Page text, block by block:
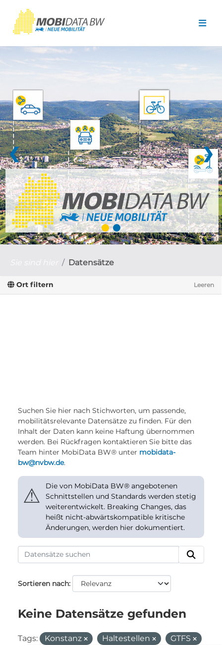
❮ ❯
Datensätze
Ort filtern Leeren
Suchen Sie hier nach Stichworten, um passende,
mobilitätsrelevante Datensätze zu finden. Für den
Inhalt der Daten kann keine Haftung übernommen
werden. Bei Rückfragen kontaktieren Sie bitte das
Team hinter MobiData BW® unter mobidata-
bw@nvbw.de.
⚠
Die von MobiData BW® angebotenen
Schnittstellen und Standards werden stetig
weiterentwickelt. Breaking Changes, das
heißt nicht-abwärtskompatible kritische
Änderungen, werden hier dokumentiert.
Sortieren nach
Keine Datensätze gefunden
Tags: Konstanz Haltestellen
GTFS